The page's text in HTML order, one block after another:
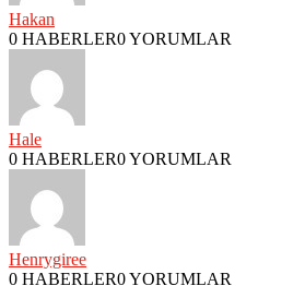
Hakan
0 HABERLER0 YORUMLAR
Hale
0 HABERLER0 YORUMLAR
Henrygiree
0 HABERLER0 YORUMLAR